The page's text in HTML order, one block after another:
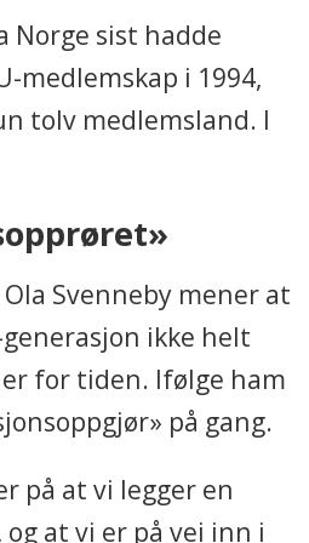
Norge sist hadde
medlemskap i 1994,
tolv medlemsland. I
Svenneby mener at
ikke helt
for tiden. Ifølge ham
på gang.
på at vi legger en
og at vi er på vei inn i